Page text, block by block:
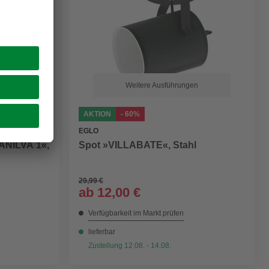
1«,
Weitere Ausführungen
AKTION
- 60%
EGLO
Spot »VILLABATE«, Stahl
29,99 €
ab 12,00 €
Verfügbarkeit im Markt prüfen
lieferbar
Zustellung 12.08. - 14.08.